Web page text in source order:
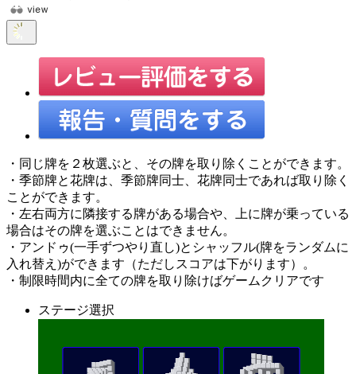
・同じ牌を２枚選ぶと、その牌を取り除くことができます。
・季節牌と花牌は、季節牌同士、花牌同士であれば取り除く
ことができます。
・左右両方に隣接する牌がある場合や、上に牌が乗っている
場合はその牌を選ぶことはできません。
・アンドゥ(一手ずつやり直し)とシャッフル(牌をランダムに
入れ替え)ができます（ただしスコアは下がります）。
・制限時間内に全ての牌を取り除けばゲームクリアです
ステージ選択